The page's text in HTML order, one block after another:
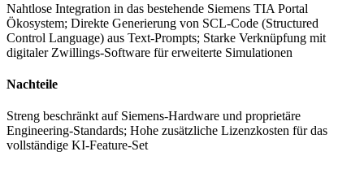
Nahtlose Integration in das bestehende Siemens TIA Portal
Ökosystem; Direkte Generierung von SCL-Code (Structured
Control Language) aus Text-Prompts; Starke Verknüpfung mit
digitaler Zwillings-Software für erweiterte Simulationen
Nachteile
Streng beschränkt auf Siemens-Hardware und proprietäre
Engineering-Standards; Hohe zusätzliche Lizenzkosten für das
vollständige KI-Feature-Set